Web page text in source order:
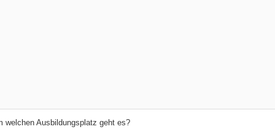
welchen Ausbildungsplatz geht es?